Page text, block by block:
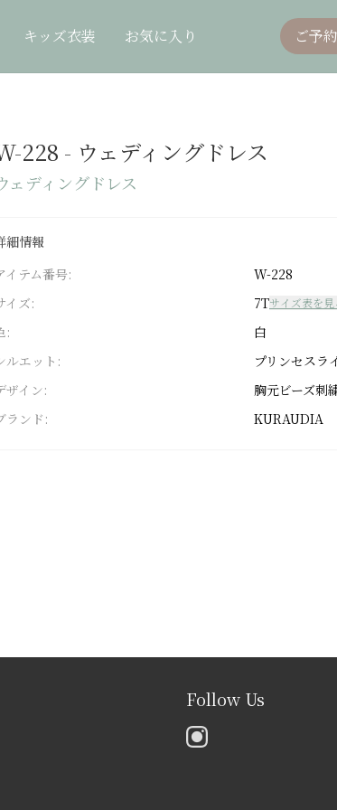
キッズ衣装 お気に入り ご予約
228 - ウェディングドレス
ェディングドレス
細情報
イテム番号:
W-228
イズ:
7Tサイズ表を見
:
白
ルエット:
プリンセスラ
ザイン:
胸元ビーズ刺
ランド:
KURAUDIA
Follow Us